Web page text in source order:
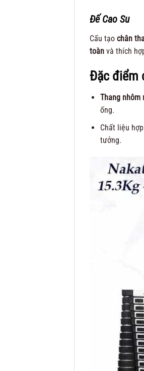
Đế Cao Su
Cấu tạo chân
toàn và thích
Đặc điểm
Thang nhôm
ống.
Chất liệu
tưởng.